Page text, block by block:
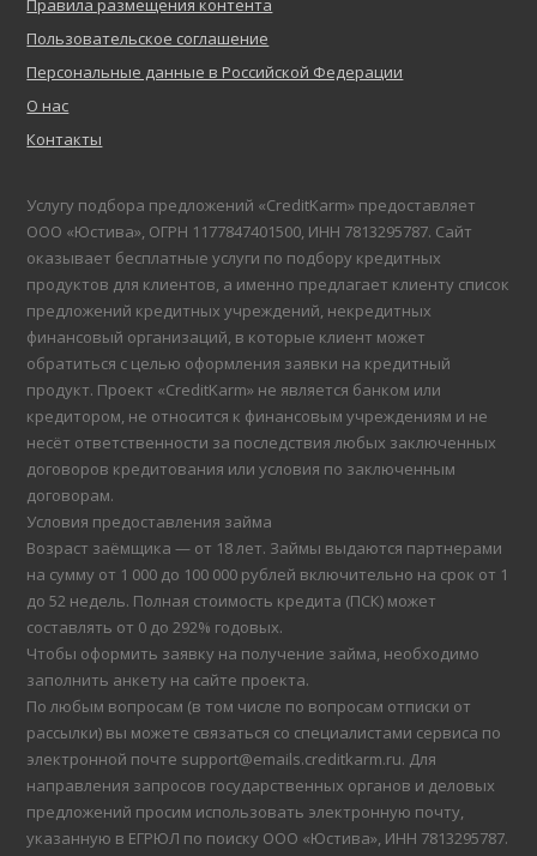
Правила размещения контента
Пользовательское соглашение
Персональные данные в Российской Федерации
О нас
Контакты
Услугу подбора предложений «CreditKarm» предоставляет
ООО «Юстива», ОГРН 1177847401500, ИНН 7813295787. Сайт
оказывает бесплатные услуги по подбору кредитных
продуктов для клиентов, а именно предлагает клиенту список
предложений кредитных учреждений, некредитных
финансовый организаций, в которые клиент может
обратиться с целью оформления заявки на кредитный
продукт. Проект «CreditKarm» не является банком или
кредитором, не относится к финансовым учреждениям и не
несёт ответственности за последствия любых заключенных
договоров кредитования или условия по заключенным
договорам.
Условия предоставления займа
Возраст заёмщика — от 18 лет. Займы выдаются партнерами
на сумму от 1 000 до 100 000 рублей включительно на срок от 1
до 52 недель. Полная стоимость кредита (ПСК) может
составлять от 0 до 292% годовых.
Чтобы оформить заявку на получение займа, необходимо
заполнить анкету на сайте проекта.
По любым вопросам (в том числе по вопросам отписки от
рассылки) вы можете связаться со специалистами сервиса по
электронной почте support@emails.creditkarm.ru. Для
направления запросов государственных органов и деловых
предложений просим использовать электронную почту,
указанную в ЕГРЮЛ по поиску ООО «Юстива», ИНН 7813295787.